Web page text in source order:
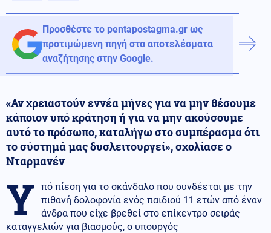
Προσθέστε το pentapostagma.gr ως
προτιμώμενη πηγή στα αποτελέσματα
αναζήτησης στην Google.
«Αν χρειαστούν εννέα μήνες για να μην θέσουμε
κάποιον υπό κράτηση ή για να μην ακούσουμε
αυτό το πρόσωπο, καταλήγω στο συμπέρασμα ότι
το σύστημά μας δυσλειτουργεί», σχολίασε ο
Νταρμανέν
Υ πό πίεση για το σκάνδαλο που συνδέεται με την
πιθανή δολοφονία ενός παιδιού 11 ετών από έναν
άνδρα που είχε βρεθεί στο επίκεντρο σειράς
καταγγελιών για βιασμούς, ο υπουργός